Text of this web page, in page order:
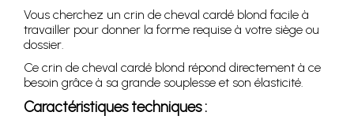
Vous cherchez un crin de cheval cardé blond facile à
travailler pour donner la forme requise à votre siège ou
dossier.
Ce crin de cheval cardé blond répond directement à ce
besoin grâce à sa grande souplesse et son élasticité.
Caractéristiques techniques :